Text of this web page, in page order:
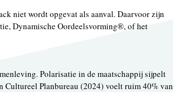
niet wordt opgevat als aanval. Daarvoor zijn
Dynamische Oordeelsvorming®️, of het
Polarisatie in de maatschappij sijpelt
Cultureel Planbureau (2024) voelt ruim 40% van